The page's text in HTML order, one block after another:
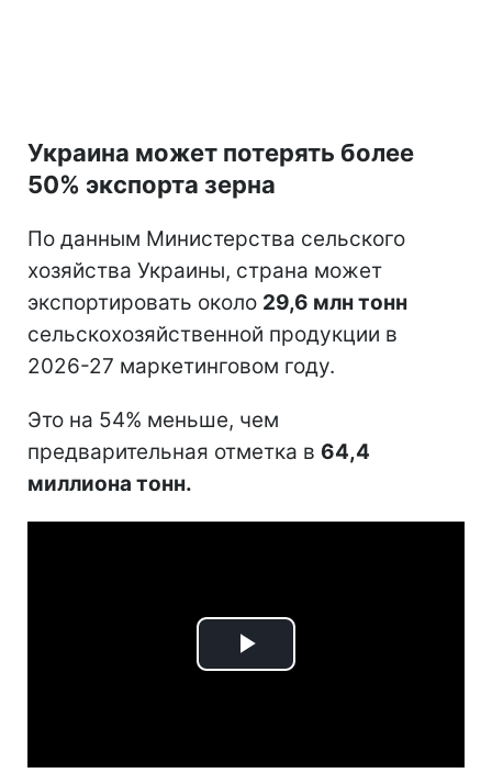
Украина может потерять более
50% экспорта зерна
По данным Министерства сельского
хозяйства Украины, страна может
экспортировать около 29,6 млн тонн
сельскохозяйственной продукции в
2026-27 маркетинговом году.
Это на 54% меньше, чем
предварительная отметка в 64,4
миллиона тонн.
Play